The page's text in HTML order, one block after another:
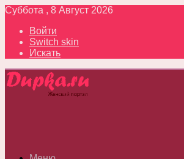
Суббота , 8 Август 2026
Войти
Switch skin
Искать